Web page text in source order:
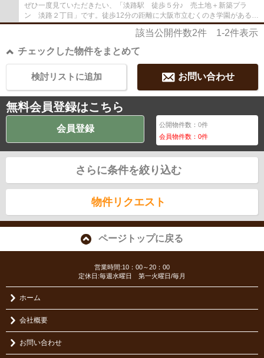
ぜひ一度見ていただきたい、「淡路駅 徒歩５分♪ 売土地＋新築プラ
ン 淡路２丁目」です。徒歩12分の距離に大阪市立むくのき学園があるの
も魅力。自分の好みの建物を建てるという点で...
該当公開件数2件 1-2件表示
チェックした物件をまとめて
お問い合わせ
検討リストに追加
無料会員登録はこちら
会員登録 公開物件数：0件
会員物件数：0件
さらに条件を絞り込む
物件リクエスト
ページトップに戻る
営業時間:10：00～20：00
定休日:毎週水曜日 第一火曜日/毎月
ホーム
会社概要
お問い合わせ